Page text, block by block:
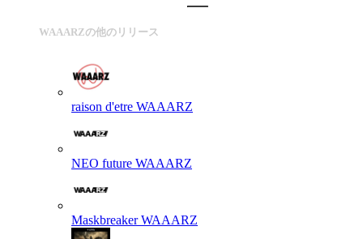
WAAARZの他のリリース
raison d'etre WAAARZ
NEO future WAAARZ
Maskbreaker WAAARZ